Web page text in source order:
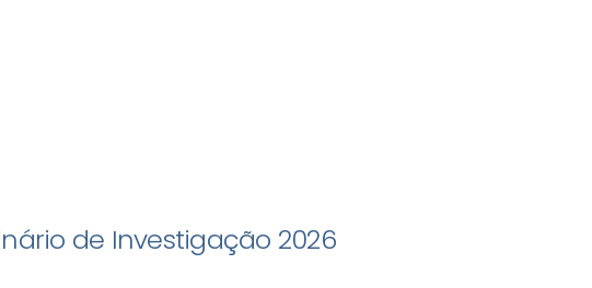
de Investigação 2026